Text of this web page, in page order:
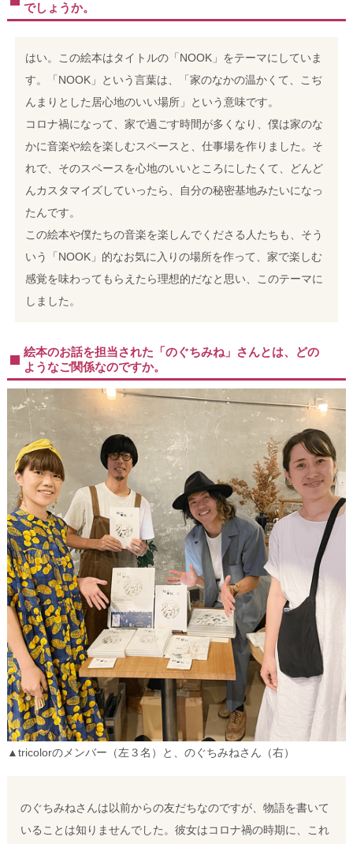
でしょうか。
はい。この絵本はタイトルの「NOOK」をテーマにしていま
す。「NOOK」という言葉は、「家のなかの温かくて、こぢ
んまりとした居心地のいい場所」という意味です。
コロナ禍になって、家で過ごす時間が多くなり、僕は家のな
かに音楽や絵を楽しむスペースと、仕事場を作りました。そ
れで、そのスペースを心地のいいところにしたくて、どんど
んカスタマイズしていったら、自分の秘密基地みたいになっ
たんです。
この絵本や僕たちの音楽を楽しんでくださる人たちも、そう
いう「NOOK」的なお気に入りの場所を作って、家で楽しむ
感覚を味わってもらえたら理想的だなと思い、このテーマに
しました。
絵本のお話を担当された「のぐちみね」さんとは、どの
ようなご関係なのですか。
▲tricolorのメンバー（左３名）と、のぐちみねさん（右）
のぐちみねさんは以前からの友だちなのですが、物語を書いて
いることは知りませんでした。彼女はコロナ禍の時期に、これ